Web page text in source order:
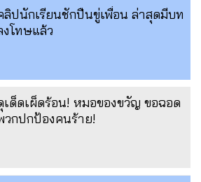
ลิปนักเรียนชักปืนขู่เพื่อน ล่าสุดมีบท
งโทษแล้ว
เด็ดเผ็ดร้อน! หมอของขวัญ ขอฉอด
วกปกป้องคนร้าย!